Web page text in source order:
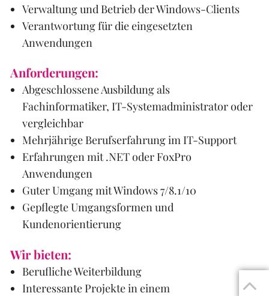
Verwaltung und Betrieb der Windows-Clients
Verantwortung für die eingesetzten
Anwendungen
Anforderungen:
Abgeschlossene Ausbildung als
Fachinformatiker, IT-Systemadministrator oder
vergleichbar
Mehrjährige Berufserfahrung im IT-Support
Erfahrungen mit .NET oder FoxPro
Anwendungen
Guter Umgang mit Windows 7/8.1/10
Gepflegte Umgangsformen und
Kundenorientierung
Wir bieten:
Berufliche Weiterbildung
Interessante Projekte in einem